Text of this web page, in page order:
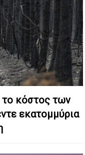
το κόστος των
εκατομμύρια